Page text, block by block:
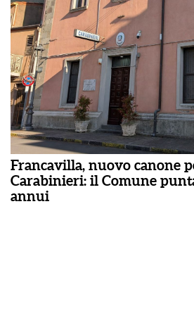
Francavilla, nuovo canone
Carabinieri: il Comune
annui